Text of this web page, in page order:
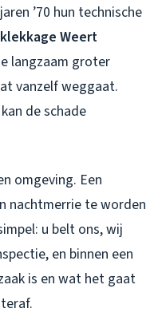
’70 hun technische
Weert
langzaam groter
vanzelf weggaat.
de schade
omgeving. Een
nachtmerrie te worden
u belt ons, wij
en binnen een
is en wat het gaat